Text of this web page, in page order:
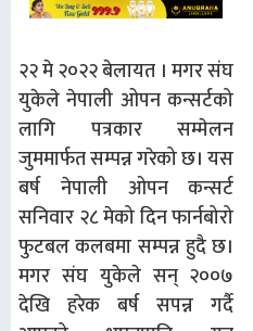
२२ मे २०२२ बेलायत । मगर संघ
युकेले नेपाली ओपन कन्सर्टको
लागि पत्रकार सम्मेलन
जुममार्फत सम्पन्न गरेको छ। यस
बर्ष नेपाली ओपन कन्सर्ट
सनिवार २८ मेको दिन फार्नबोरो
फुटबल कलबमा सम्पन्न हुदै छ।
मगर संघ युकेले सन् २००७
देखि हरेक बर्ष सपन्न गर्दै